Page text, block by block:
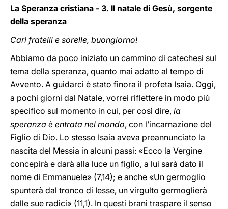
La Speranza cristiana - 3. Il natale di Gesù, sorgente
della speranza
Cari fratelli e sorelle, buongiorno!
Abbiamo da poco iniziato un cammino di catechesi sul
tema della speranza, quanto mai adatto al tempo di
Avvento. A guidarci è stato finora il profeta Isaia. Oggi,
a pochi giorni dal Natale, vorrei riflettere in modo più
specifico sul momento in cui, per così dire, la
speranza è entrata nel mondo, con l’incarnazione del
Figlio di Dio. Lo stesso Isaia aveva preannunciato la
nascita del Messia in alcuni passi: «Ecco la Vergine
concepirà e darà alla luce un figlio, a lui sarà dato il
nome di Emmanuele» (7,14); e anche «Un germoglio
spunterà dal tronco di Iesse, un virgulto germoglierà
dalle sue radici» (11,1). In questi brani traspare il senso